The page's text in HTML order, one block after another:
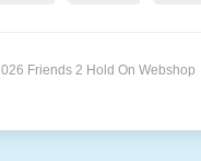
Friends 2 Hold On Webshop